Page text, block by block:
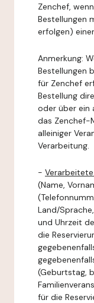
Zenchef,
Bestellungen
erfolgen)
Anmerkung:
Bestellungen
für Zenchef
Bestellung
oder über ein
das Zenchef-
alleiniger
Verarbeitung.
-
(Name,
Land/
und Uhrzeit
die
(Geburtstag,
für die